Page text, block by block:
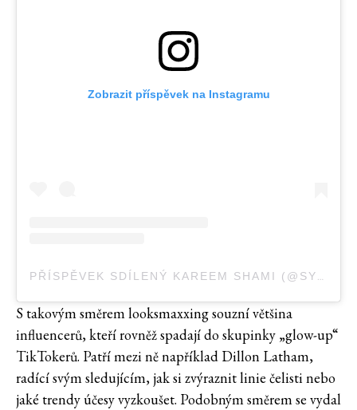
Zobrazit příspěvek na Instagramu
PŘÍSPĚVEK SDÍLENÝ KAREEM SHAMI (@SYRIANPSYCHO)
S takovým směrem looksmaxxing souzní většina
influencerů, kteří rovněž spadají do skupinky „glow-up“
TikTokerů. Patří mezi ně například Dillon Latham,
radící svým sledujícím, jak si zvýraznit linie čelisti nebo
jaké trendy účesy vyzkoušet. Podobným směrem se vydal